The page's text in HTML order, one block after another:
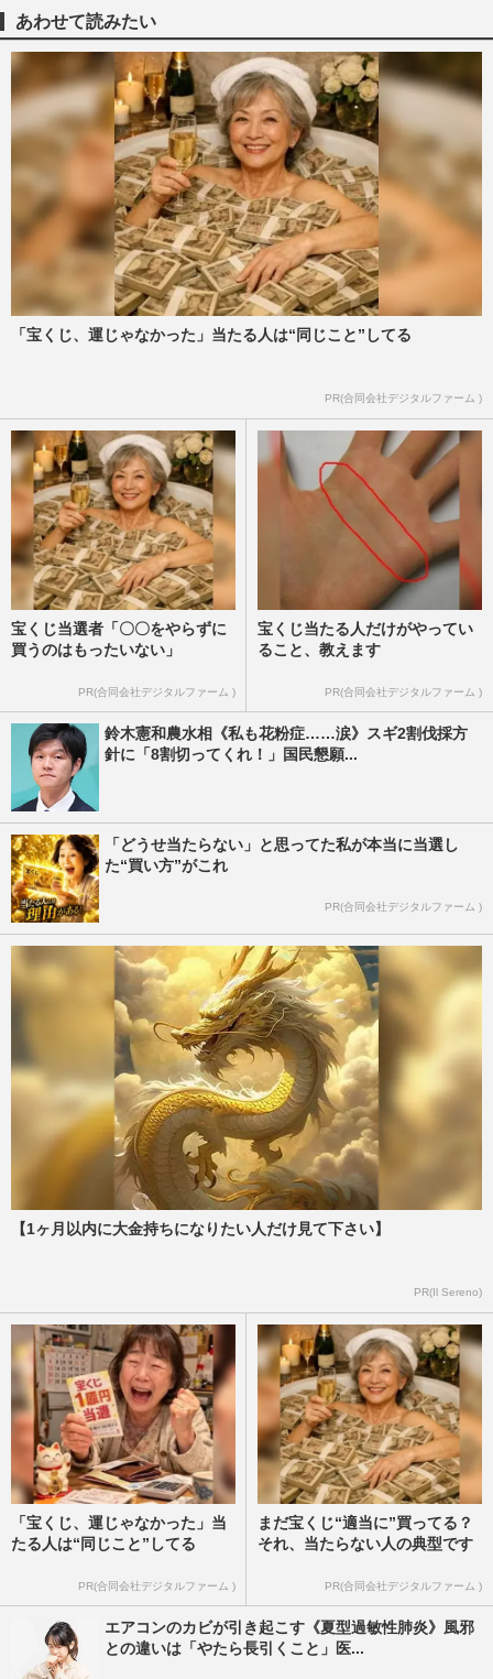
あわせて読みたい
「宝くじ、運じゃなかった」当たる人は“同じこと”してる
PR(合同会社デジタルファーム )
宝くじ当選者「〇〇をやらずに
買うのはもったいない」
PR(合同会社デジタルファーム )
宝くじ当たる人だけがやってい
ること、教えます
PR(合同会社デジタルファーム )
鈴木憲和農水相《私も花粉症……涙》スギ2割伐採方
針に「8割切ってくれ！」国民懇願...
「どうせ当たらない」と思ってた私が本当に当選し
た“買い方”がこれ
PR(合同会社デジタルファーム )
【1ヶ月以内に大金持ちになりたい人だけ見て下さい】
PR(Il Sereno)
「宝くじ、運じゃなかった」当
たる人は“同じこと”してる
PR(合同会社デジタルファーム )
まだ宝くじ“適当に”買ってる？
それ、当たらない人の典型です
PR(合同会社デジタルファーム )
エアコンのカビが引き起こす《夏型過敏性肺炎》風邪
との違いは「やたら長引くこと」医...